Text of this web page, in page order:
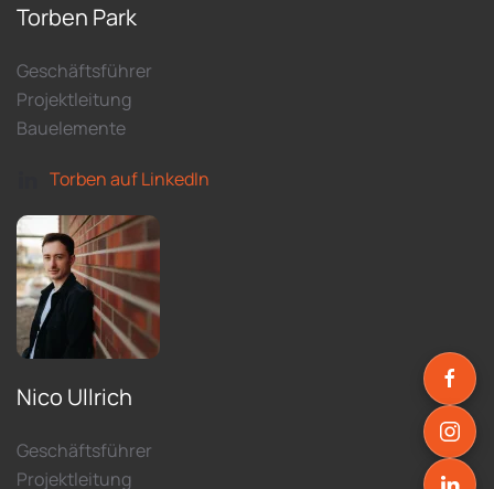
Torben Park
Geschäftsführer
Projektleitung
Bauelemente
Torben auf LinkedIn
Nico Ullrich
Geschäftsführer
Projektleitung